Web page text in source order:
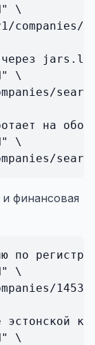
\
companies/
(через
\
на
\
финансовая
по
\
\